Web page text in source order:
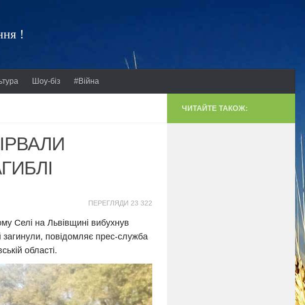
!
Шоу-біз #Війна
ПЕРЕГЛЯДИ 23 322
Селі на Львівщині вибухнув
повідомляє прес-служба
області.
ЧИТАЙТЕ ТАКОЖ: